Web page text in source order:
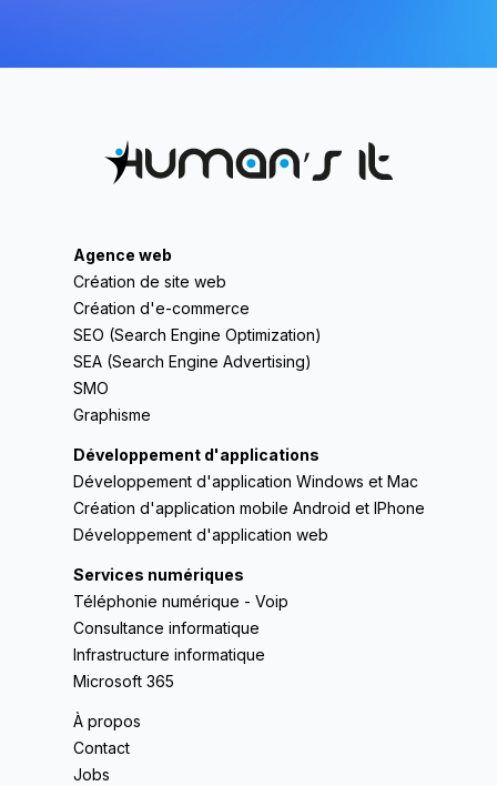
Agence web
Création de site web
Création d'e-commerce
SEO (Search Engine Optimization)
SEA (Search Engine Advertising)
SMO
Graphisme
Développement d'applications
Développement d'application Windows et Mac
Création d'application mobile Android et IPhone
Développement d'application web
Services numériques
Téléphonie numérique - Voip
Consultance informatique
Infrastructure informatique
Microsoft 365
À propos
Contact
Jobs